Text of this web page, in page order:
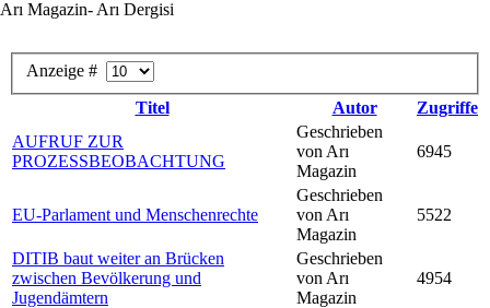
Arı Magazin- Arı Dergisi
Anzeige #
Titel
Autor
Zugriffe
AUFRUF ZUR
PROZESSBEOBACHTUNG
Geschrieben
von Arı
Magazin
6945
EU-Parlament und Menschenrechte
Geschrieben
von Arı
Magazin
5522
DITIB baut weiter an Brücken
zwischen Bevölkerung und
Jugendämtern
Geschrieben
von Arı
Magazin
4954